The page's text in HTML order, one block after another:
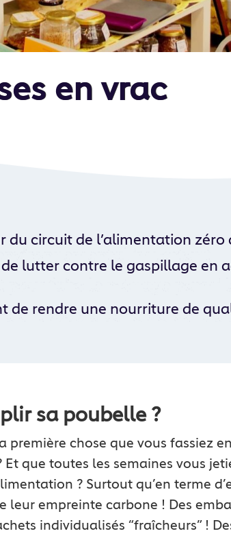
en vrac
du circuit de l’alimentation zéro
lutter contre le gaspillage en
de rendre une nourriture de
sa poubelle ?
première chose que vous fassiez
que toutes les semaines vous
? Surtout qu’en terme
leur empreinte carbone ! Des
individualisés “fraîcheurs” !